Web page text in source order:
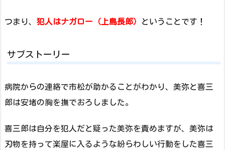
つまり、 犯人はナガロー（上島長郎） ということです！
サブストーリー
病院からの連絡で市松が助かることがわかり、美弥と喜三
郎は安堵の胸を撫でおろしました。
喜三郎は自分を犯人だと疑った美弥を責めますが、美弥は
刃物を持って楽屋に入るような紛らわしい行動をした喜三